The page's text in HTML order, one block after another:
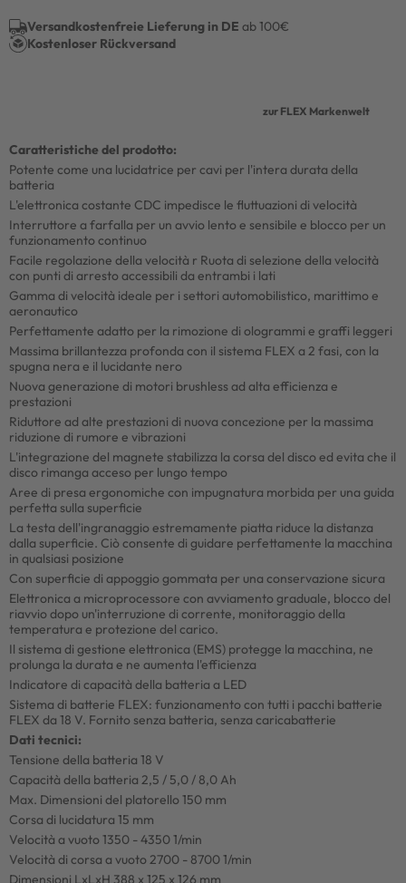
Versandkostenfreie Lieferung in DE ab 100€
Kostenloser Rückversand
zur FLEX Markenwelt
Caratteristiche del prodotto:
Potente come una lucidatrice per cavi per l'intera durata della
batteria
L'elettronica costante CDC impedisce le fluttuazioni di velocità
Interruttore a farfalla per un avvio lento e sensibile e blocco per un
funzionamento continuo
Facile regolazione della velocità r Ruota di selezione della velocità
con punti di arresto accessibili da entrambi i lati
Gamma di velocità ideale per i settori automobilistico, marittimo e
aeronautico
Perfettamente adatto per la rimozione di ologrammi e graffi leggeri
Massima brillantezza profonda con il sistema FLEX a 2 fasi, con la
spugna nera e il lucidante nero
Nuova generazione di motori brushless ad alta efficienza e
prestazioni
Riduttore ad alte prestazioni di nuova concezione per la massima
riduzione di rumore e vibrazioni
L'integrazione del magnete stabilizza la corsa del disco ed evita che il
disco rimanga acceso per lungo tempo
Aree di presa ergonomiche con impugnatura morbida per una guida
perfetta sulla superficie
La testa dell'ingranaggio estremamente piatta riduce la distanza
dalla superficie. Ciò consente di guidare perfettamente la macchina
in qualsiasi posizione
Con superficie di appoggio gommata per una conservazione sicura
Elettronica a microprocessore con avviamento graduale, blocco del
riavvio dopo un'interruzione di corrente, monitoraggio della
temperatura e protezione del carico.
Il sistema di gestione elettronica (EMS) protegge la macchina, ne
prolunga la durata e ne aumenta l'efficienza
Indicatore di capacità della batteria a LED
Sistema di batterie FLEX: funzionamento con tutti i pacchi batterie
FLEX da 18 V. Fornito senza batteria, senza caricabatterie
Dati tecnici:
Tensione della batteria 18 V
Capacità della batteria 2,5 / 5,0 / 8,0 Ah
Max. Dimensioni del platorello 150 mm
Corsa di lucidatura 15 mm
Velocità a vuoto 1350 - 4350 1/min
Velocità di corsa a vuoto 2700 - 8700 1/min
Dimensioni LxLxH 388 x 125 x 126 mm